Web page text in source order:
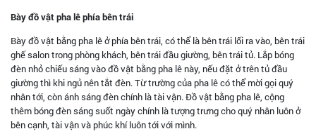
Bày đồ vật pha lê phía bên trái
Bày đồ vật bằng pha lê ở phía bên trái, có thể là bên trái lối ra vào, bên trái
ghế salon trong phòng khách, bên trái đầu giường, bên trái tủ. Lắp bóng
đèn nhỏ chiếu sáng vào đồ vật bằng pha lê này, nếu đặt ở trên tủ đầu
giường thì khi ngủ nên tắt đèn. Từ trường của pha lê có thể mời gọi quý
nhân tới, còn ánh sáng đèn chính là tài vận. Đồ vật bằng pha lê, cộng
thêm bóng đèn sáng suốt ngày chính là tượng trưng cho quý nhân luôn ở
bên cạnh, tài vận và phúc khí luôn tới với mình.